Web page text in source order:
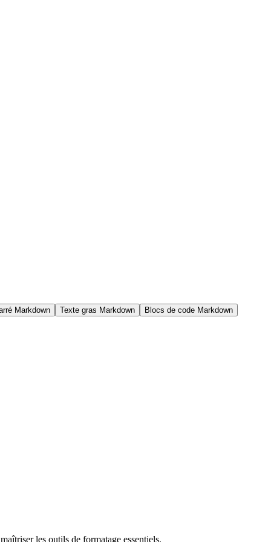
Markdown Texte gras Markdown
Blocs de code Markdown
les outils de formatage essentiels.